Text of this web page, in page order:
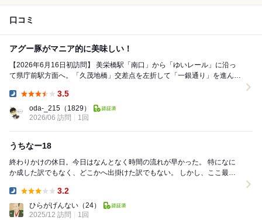
口コミ
アグー豚がマニア的に美味しい！
【2026年6月16日初訪問】 美栄橋駅「南口」から「ゆいレール」に沿っ
て県庁前駅方面へ。「久茂地橋」交差点を左折して「一銀通り」を進んで
3.5
oda-_215 （1829）
2026/06 訪問
1回
うちなー18
終わりかけの休日。今日はなんとなく時間の流れが早かった。 特になに
か成した訳でもなく、どこかへ出掛けた訳でもない。 しかし、ここ最近
3.2
ひらがげんない （24）
2025/12 訪問
1回